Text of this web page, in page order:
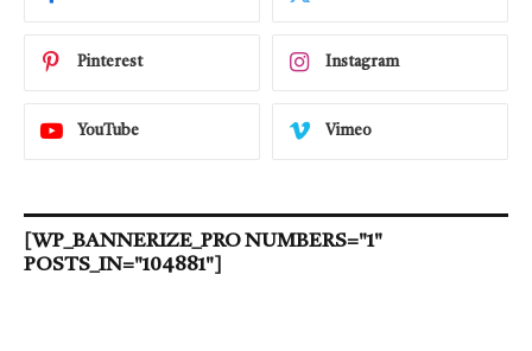
Pinterest Instagram
YouTube Vimeo
[WP_BANNERIZE_PRO NUMBERS="1"
POSTS_IN="104881"]